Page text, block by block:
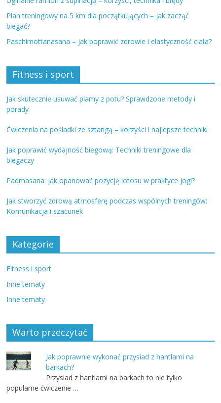
Plan treningowy na 5 km dla początkujących – jak zacząć
biegać?
Paschimottanasana – jak poprawić zdrowie i elastyczność ciała?
Fitness i sport
Jak skutecznie usuwać plamy z potu? Sprawdzone metody i
porady
Ćwiczenia na pośladki ze sztangą – korzyści i najlepsze techniki
Jak poprawić wydajność biegową: Techniki treningowe dla
biegaczy
Padmasana: jak opanować pozycję lotosu w praktyce jogi?
Jak stworzyć zdrową atmosferę podczas wspólnych treningów:
Komunikacja i szacunek
Kategorie
Fitness i sport
Inne tematy
Inne tematy
Warto przeczytać
Jak poprawnie wykonać przysiad z hantlami na
barkach?
Przysiad z hantlami na barkach to nie tylko
popularne ćwiczenie …